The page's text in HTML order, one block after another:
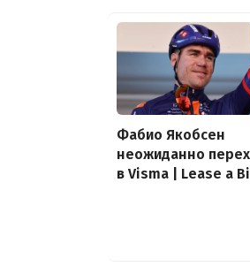
Фабио Якобсен
неожиданно
в Visma | Lease a